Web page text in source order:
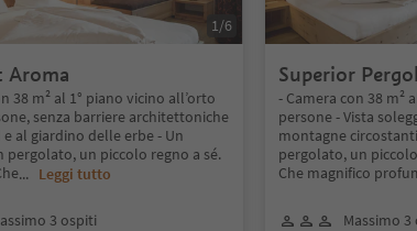
Aroma
38 m² al 1° piano vicino all’orto
senza barriere architettoniche
e al giardino delle erbe - Un
pergolato, un piccolo regno a sé.
... Leggi tutto
3 ospiti
1/6
Superior
- Camera con 38 m²
persone - Vista
montagne
pergolato, un
Che magnifico
Massimo